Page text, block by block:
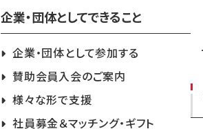
企業・団体としてできること
企業・団体として参加する
賛助会員入会のご案内
様々な形で支援
社員募金＆マッチング・ギフト